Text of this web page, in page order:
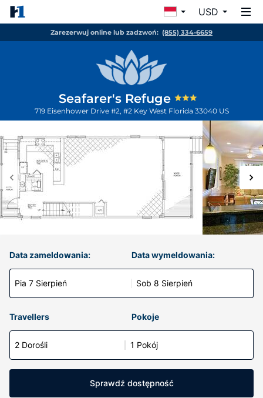
USD
Zarezerwuj online lub zadzwoń: (855) 334-6659
Seafarer's Refuge
719 Eisenhower Drive #2, #2 Key West Florida 33040 US
Data zameldowania:
Pia 7 Sierpień
Data wymeldowania:
Sob 8 Sierpień
Travellers Pokoje
2 Dorośli 1 Pokój
Sprawdź dostępność